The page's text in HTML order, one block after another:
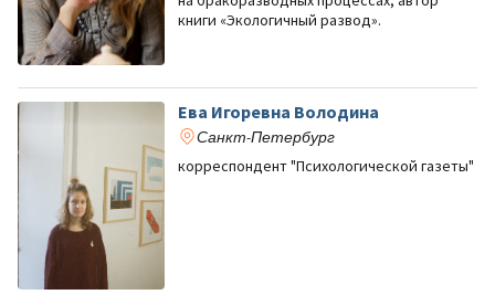
книги «Экологичный развод».
Ева Игоревна Володина
Санкт-Петербург
корреспондент "Психологической газеты"